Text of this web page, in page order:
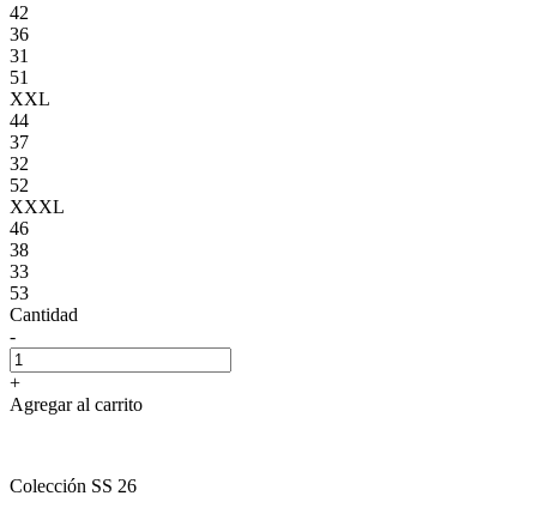
42
36
31
51
XXL
44
37
32
52
XXXL
46
38
33
53
Cantidad
-
+
Agregar al carrito
Colección SS 26